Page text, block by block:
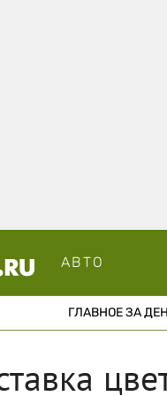
АВТО
ГЛАВНОЕ ЗА